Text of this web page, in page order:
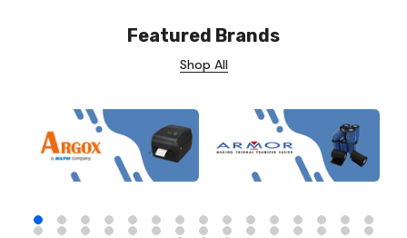
Featured Brands
Shop All